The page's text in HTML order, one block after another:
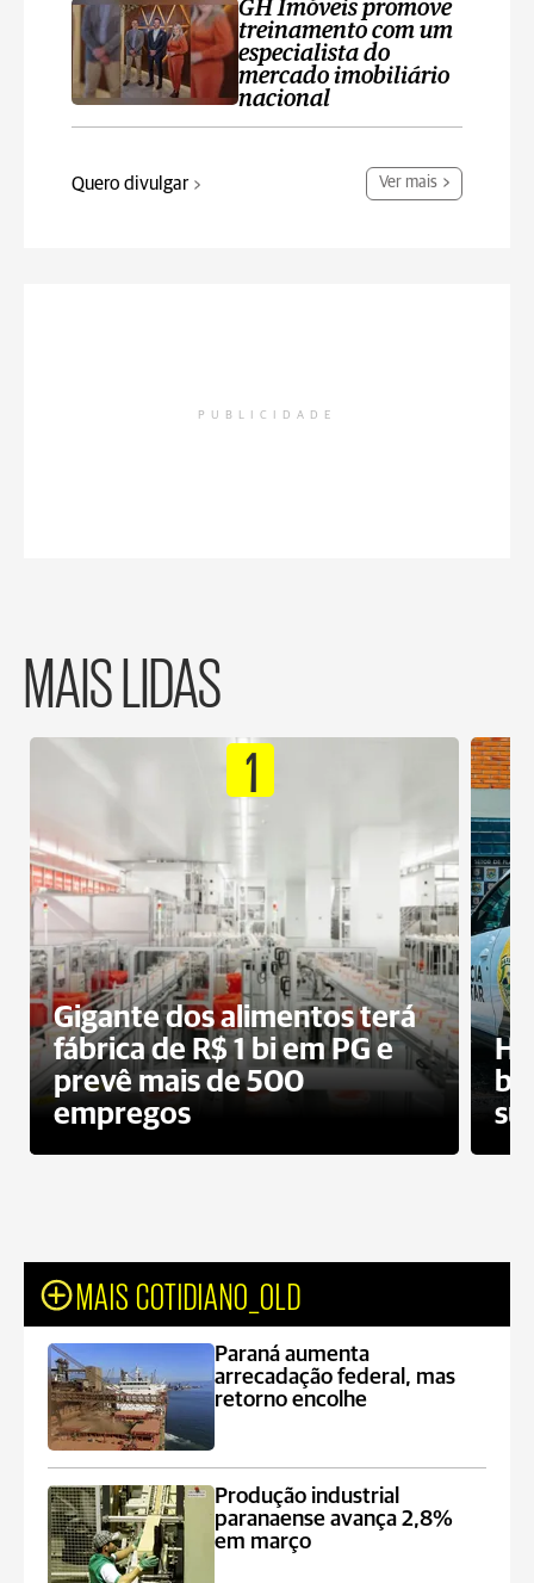
GH Imóveis promove
treinamento com um
especialista do
mercado imobiliário
nacional
Quero divulgar Ver mais
PUBLICIDADE
MAIS LIDAS
1
Gigante dos alimentos terá
fábrica de R$ 1 bi em PG e
prevê mais de 500
empregos
MAIS COTIDIANO_OLD
Paraná aumenta
arrecadação federal, mas
retorno encolhe
Produção industrial
paranaense avança 2,8%
em março